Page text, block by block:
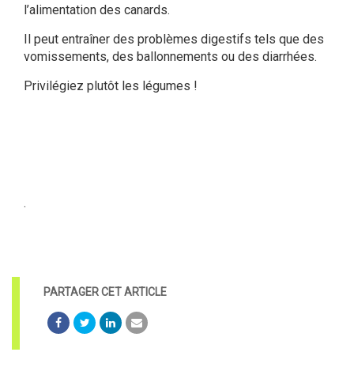
l’alimentation des canards.
Il peut entraîner des problèmes digestifs tels que des
vomissements, des ballonnements ou des diarrhées.
Privilégiez plutôt les légumes !
.